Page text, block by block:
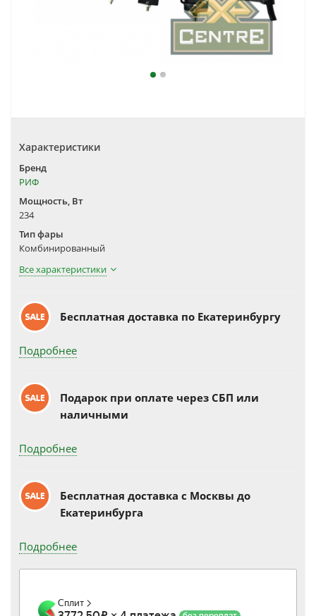
Характеристики
Бренд
РИФ
Мощность, Вт
234
Тип фары
Комбинированный
Все характеристики
Бесплатная доставка по Екатеринбургу
Подробнее
Подарок при оплате через СБП или
наличными
Подробнее
Бесплатная доставка c Москвы до
Екатеринбурга
Подробнее